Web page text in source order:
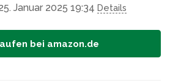
Januar 2025 19:34 Details
bei amazon.de